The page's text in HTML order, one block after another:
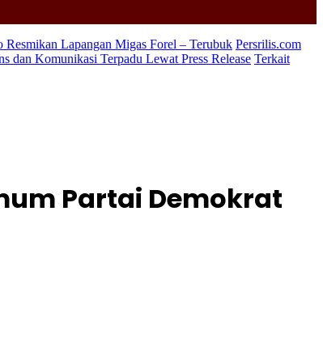
Resmikan Lapangan Migas Forel – Terubuk Persrilis.com
dan Komunikasi Terpadu Lewat Press Release Terkait
Partai Demokrat